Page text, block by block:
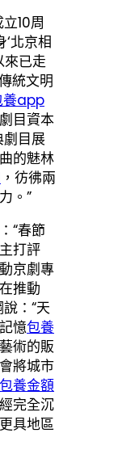
10周
北京相
來已走
統文明
養app
目資本
劇目展
的魅林
，彷彿兩
。”
“春節
打評
京劇專
推動
：“天
憶包養
術的販
將城市
包養金額
完全沉
具地區